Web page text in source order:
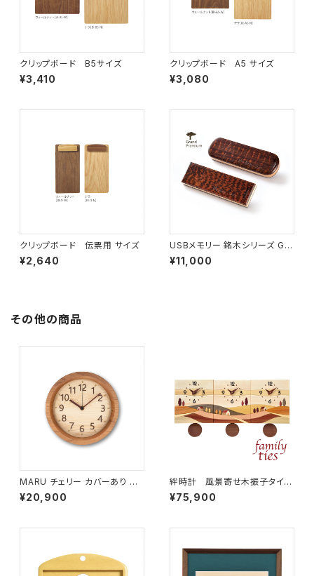
クリップボード B5サイズ
¥3,410
クリップボード A5 サイズ
¥3,080
クリップボード 伝票用 サイズ
¥2,640
USBメモリー 銘木シリーズ G0
1 スネークウッド ロング(16G)
¥11,000
その他の商品
MARU チェリー カバーあり サ
イズ小 MARU-D2
¥20,900
絆時計 風景寄せ木振子タイ
プ BR-F-YO
¥75,900